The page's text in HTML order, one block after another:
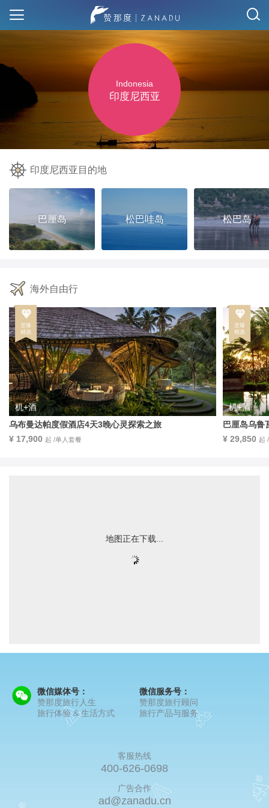
Indonesia
印度尼西亚
印度尼西亚目的地
巴厘岛 松巴哇岛 松巴岛
海外自由行
机+酒
乌布曼达帕度假酒店4天3晚心灵探索之旅
¥ 17,900 起 /单人套餐
机+酒
巴厘岛乌
天堂之旅
¥ 29,850 起
地图正在下载...
微信媒体号：
赞那度旅行人生
旅行体验 & 生活方式
微信服务号：
赞那度旅行顾问
旅行产品与服务
客服热线
400-626-0698
广告合作
ad@zanadu.cn